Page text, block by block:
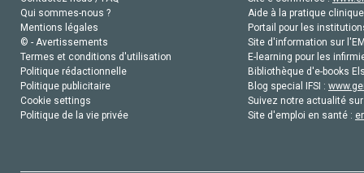
Qui sommes-nous ?
Mentions légales
© - Avertissements
Termes et conditions d'utilisation
Politique rédactionnelle
Politique publicitaire
Cookie settings
Politique de la vie privée
Aide à la pratique
Portail pour les
Site d'information sur
E-learning pour les
Bibliothèque d'e-books
Blog special IFSI :
Suivez notre actualité
Site d'emploi en santé :